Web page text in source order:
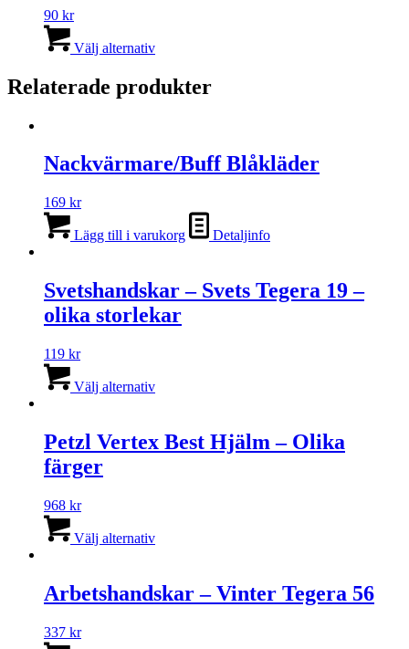
kan
på
90 kr
Välj alternativhär
har
flera
alternativen
kan
produktsidan
Relaterade produkter
Nackvärmare/Buff Blåkläder
169 kr
Lägg till i varukorg Detaljinfo
Svetshandskar – Svets Tegera 19 –
olika storlekar
119 kr
Välj alternativhär
flera
varianter.
väljas
på
Petzl Vertex Best Hjälm – Olika
färger
968 kr
Välj alternativhär
flera
varianter.
Arbetshandskar – Vinter Tegera 56
337 kr